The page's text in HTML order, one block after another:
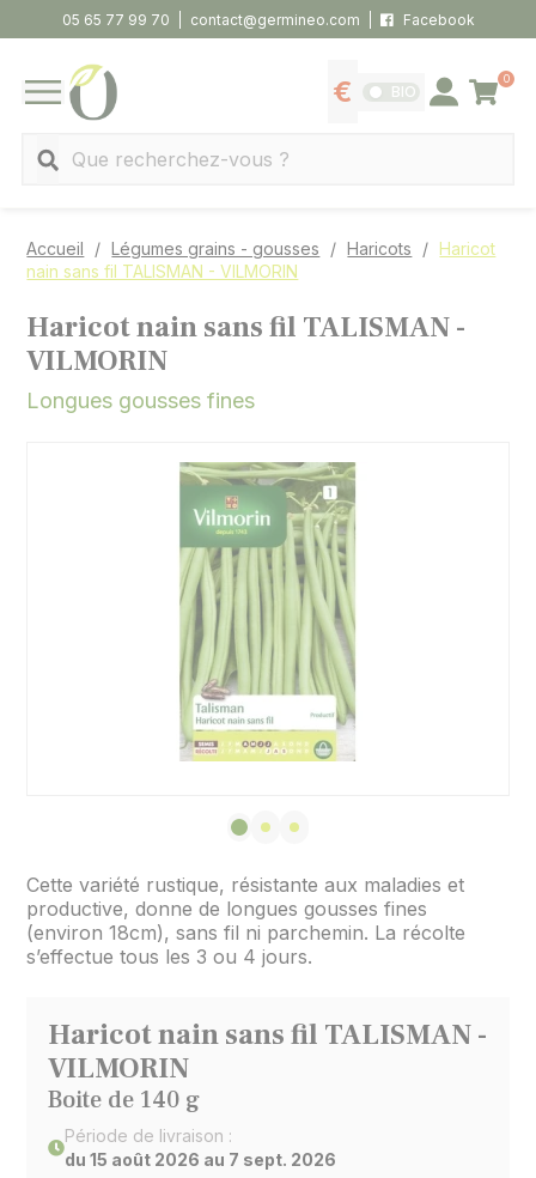
05 65 77 99 70 contact@germineo.com Facebook
MENU
Afficher les tarifs
BIO Se connecter
0
Panier
Accueil Légumes grains - gousses Haricots
Haricot
nain sans fil TALISMAN - VILMORIN
Haricot nain sans fil TALISMAN -
VILMORIN
Longues gousses fines
Cette variété rustique, résistante aux maladies et
productive, donne de longues gousses fines
(environ 18cm), sans fil ni parchemin. La récolte
s’effectue tous les 3 ou 4 jours.
Haricot nain sans fil TALISMAN -
VILMORIN
Boite de 140 g
Période de livraison :
du 15 août 2026 au 7 sept. 2026
Panneau de gestion des cookies